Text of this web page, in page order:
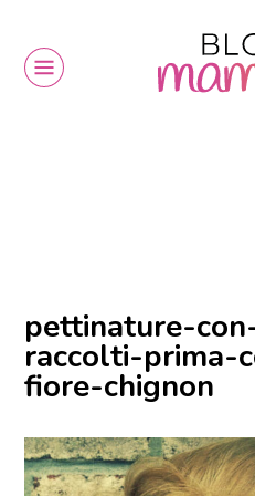
pettinature-
raccolti-prima-
fiore-chignon